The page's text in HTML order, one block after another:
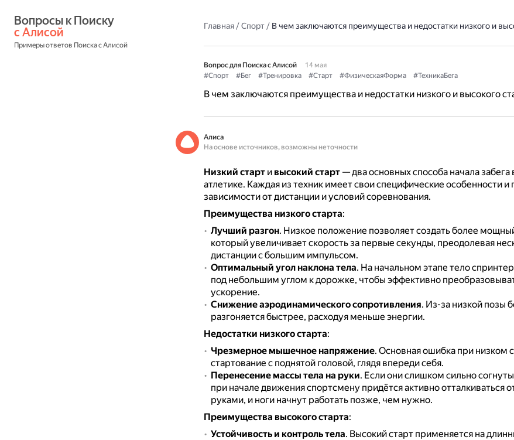
с Алисой
Примеры ответов Поиска с Алисой
Главная/Спорт/ В чем заключаются преимущества и недостатки низкого и
Вопрос для Поиска с Алисой
14 мая
#Спорт
#Бег #Тренировка #Старт #ФизическаяФорма #ТехникаБега
В чем заключаются преимущества и недостатки низкого и высокого
Алиса
На основе источников, возможны неточности
Низкий старти высокий старт— два основных способа начала забега
атлетике. Каждая из техник имеет свои специфические особенности и
зависимости от дистанции и условий соревнования.
Преимущества низкого старта:
Лучший разгон. Низкое положение позволяет создать более
который увеличивает скорость за первые секунды, преодолевая
дистанции с большим импульсом.
Оптимальный угол наклона тела. На начальном этапе тело
под небольшим углом к дорожке, чтобы эффективно
ускорение.
Снижение аэродинамического сопротивления. Из-за низкой позы
разгоняется быстрее, расходуя меньше энергии.
Недостатки низкого старта:
Чрезмерное мышечное напряжение. Основная ошибка при низком
стартование с поднятой головой, глядя впереди себя.
Перенесение массы тела на руки. Если они слишком сильно согнуты
при начале движения спортсмену придётся активно отталкиваться
руками, и ноги начнут работать позже, чем нужно.
Преимущества высокого старта:
Устойчивость и контроль тела. Высокий старт применяется на